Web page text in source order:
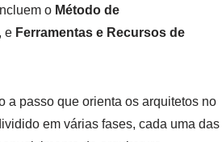
o Método de
, e Ferramentas e Recursos de
a passo que orienta os arquitetos no
em várias fases, cada uma das